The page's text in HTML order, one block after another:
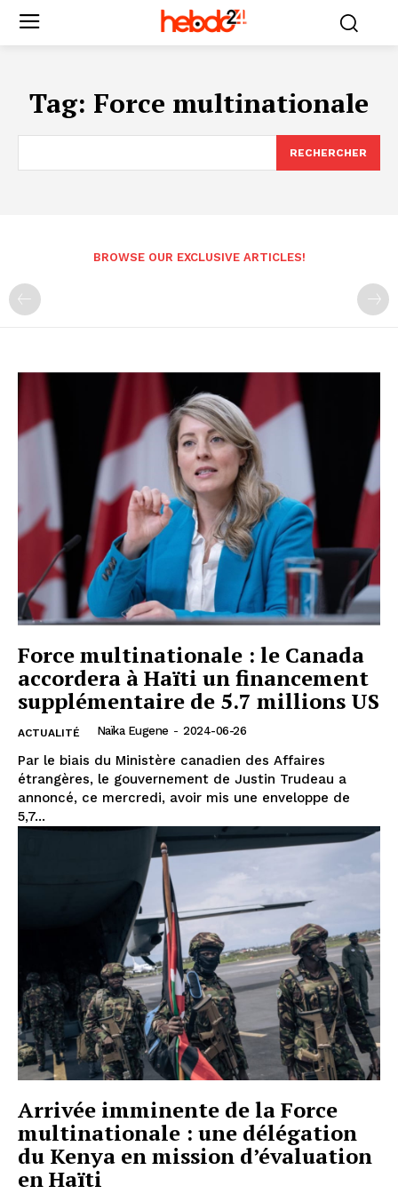
Tag: Force multinationale
RECHERCHER
BROWSE OUR EXCLUSIVE ARTICLES!
Force multinationale : le Canada
accordera à Haïti un financement
supplémentaire de 5.7 millions US
ACTUALITÉ Naïka Eugene - 2024-06-26
Par le biais du Ministère canadien des Affaires
étrangères, le gouvernement de Justin Trudeau a
annoncé, ce mercredi, avoir mis une enveloppe de
5,7...
Arrivée imminente de la Force
multinationale : une délégation
du Kenya en mission d’évaluation
en Haïti